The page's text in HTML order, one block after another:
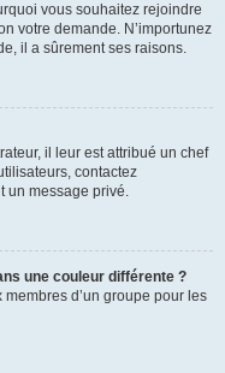
vous souhaitez rejoindre
votre demande. N’importunez
il a sûrement ses raisons.
il leur est attribué un chef
contactez
un message privé.
une couleur différente ?
d’un groupe pour les